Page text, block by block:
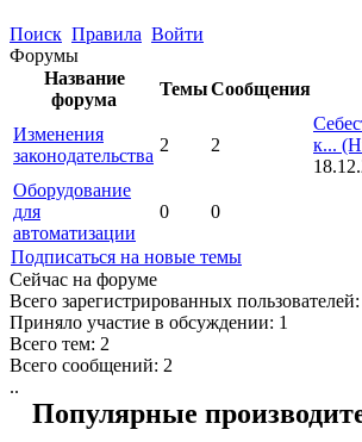
Поиск Правила Войти
Форумы
Название
форума
ТемыСообщения
Изменения
законодательства
2 2
к...
Оборудование
для
автоматизации
0 0
Подписаться на новые темы
Сейчас на форуме
Всего зарегистрированных пользователей:
Приняло участие в обсуждении: 1
Всего тем: 2
Всего сообщений: 2
..
Популярные